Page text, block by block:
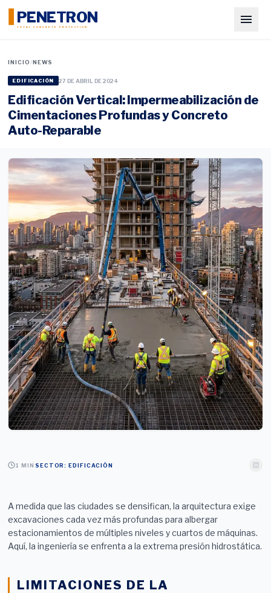
PENETRON
TOTAL CONCRETE PROTECTION
INICIO/NEWS
EDIFICACIÓN 27 DE ABRIL DE 2024
Edificación Vertical: Impermeabilización de
Cimentaciones Profundas y Concreto
Auto-Reparable
1 MIN SECTOR:EDIFICACIÓN
A medida que las ciudades se densifican, la arquitectura exige
excavaciones cada vez más profundas para albergar
estacionamientos de múltiples niveles y cuartos de máquinas.
Aquí, la ingeniería se enfrenta a la extrema presión hidrostática.
LIMITACIONES DE LA